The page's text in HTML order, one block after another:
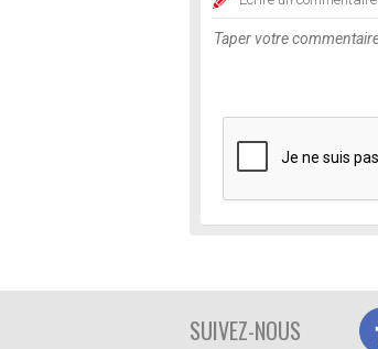
SUIVEZ-NOUS